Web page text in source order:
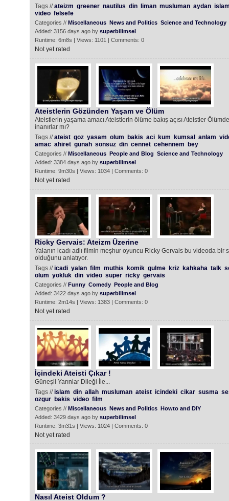
Tags //ateizm greener nautilus din liman musluman aydan
video felsefe
Categories // Miscellaneous News and Politics Science and Technology
Added: 3156 days ago by superbilimsel
Runtime: 6m8s | Views: 1101 | Comments: 0
Not yet rated
Ateistlerin Gözünden Yaşam ve Ölüm
Ateistlerin yaşama amacı Ateistlerin ölüme bakış açısı Ateistler
inanırlar mı?
Tags //ateist goz yasam olum bakis aci kum kumsal anlam
amac ahiret gunah sonsuz din cennet cehennem bey
Categories // Miscellaneous People and Blog Science and Technology
Added: 3384 days ago by superbilimsel
Runtime: 9m30s | Views: 1034 | Comments: 0
Not yet rated
Ricky Gervais: Ateizm Üzerine
Yalanın icadı adlı filmin meşhur oyuncu Ricky Gervais bu videoda bir
olduğunu anlatıyor.
Tags //icadi yalan film muthis komik gulme kriz kahkaha talk
olum yokluk din video super ricky gervais
Categories // Funny Comedy People and Blog
Added: 3422 days ago by superbilimsel
Runtime: 2m14s | Views: 1383 | Comments: 0
Not yet rated
İçindeki Ateisti Çıkar !
Güneşli Yarınlar Dileği İle...
Tags //islam din allah musluman ateist icindeki cikar susma
ozgur
bakis video film
Categories // Miscellaneous News and Politics Howto and DIY
Added: 3429 days ago by superbilimsel
Runtime: 3m31s | Views: 1024 | Comments: 0
Not yet rated
Nasıl Ateist Oldum ?